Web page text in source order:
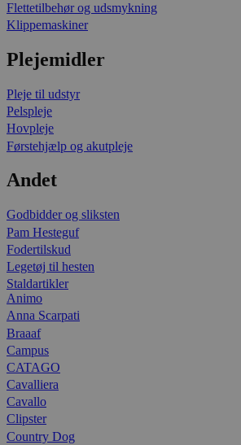
Flettetilbehør og udsmykning
Klippemaskiner
Plejemidler
Pleje til udstyr
Pelspleje
Hovpleje
Førstehjælp og akutpleje
Andet
Godbidder og sliksten
Pam Hesteguf
Fodertilskud
Legetøj til hesten
Staldartikler
Animo
Anna Scarpati
Braaaf
Campus
CATAGO
Cavalliera
Cavallo
Clipster
Country Dog